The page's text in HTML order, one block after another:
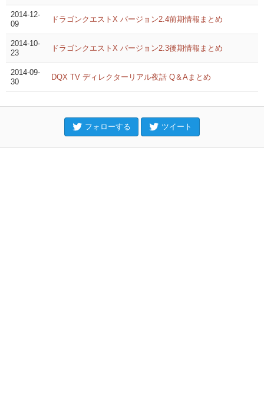
2014-12-
09
ドラゴンクエストX バージョン2.4前期情報まとめ
2014-10-
23
ドラゴンクエストX バージョン2.3後期情報まとめ
2014-09-
30
DQX TV ディレクターリアル夜話 Q＆Aまとめ
フォローする ツイート